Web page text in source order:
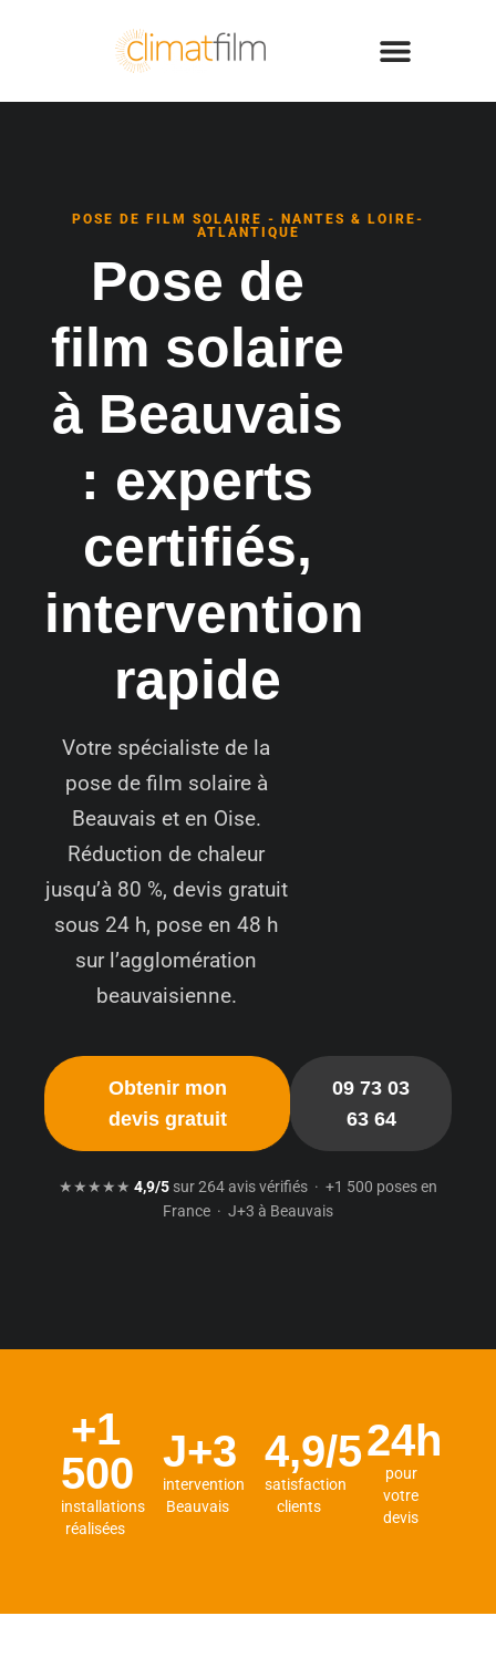
POSE DE FILM SOLAIRE - NANTES & LOIRE-
ATLANTIQUE
Pose de
film solaire
à Beauvais
: experts
certifiés,
intervention
rapide
Votre spécialiste de la
pose de film solaire à
Beauvais et en Oise.
Réduction de chaleur
jusqu’à 80 %, devis gratuit
sous 24 h, pose en 48 h
sur l’agglomération
beauvaisienne.
Obtenir mon
devis gratuit
09 73 03
63 64
★★★★★ 4,9/5 sur 264 avis vérifiés · +1 500 poses en
France · J+3 à Beauvais
+1
500
installations
réalisées
J+3
intervention
Beauvais
4,9/5
satisfaction
clients
24h
pour
votre
devis